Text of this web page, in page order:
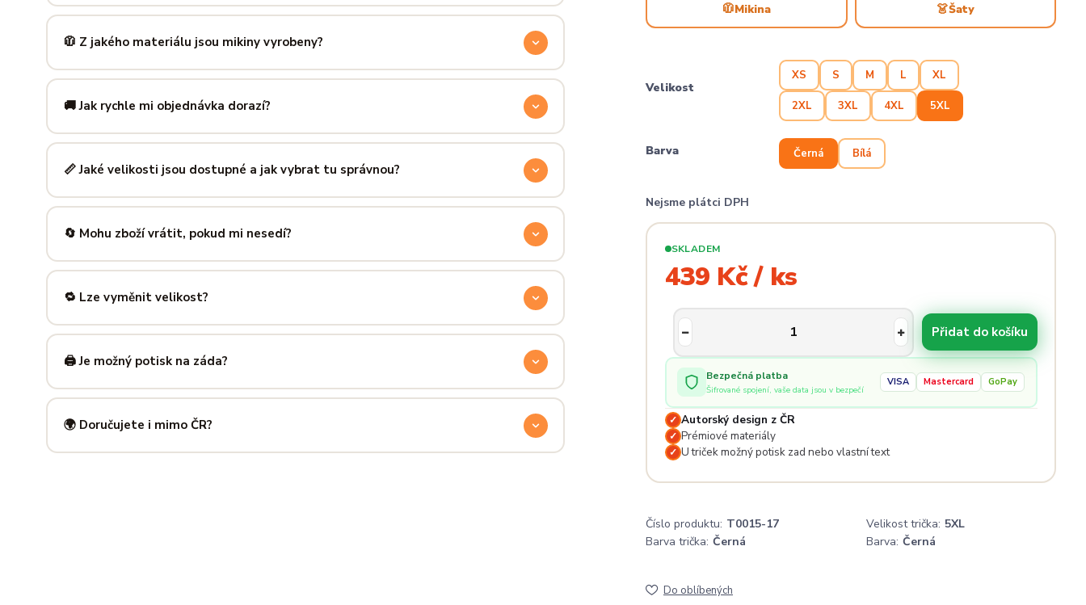
Používáme prémiovou 100% bavlnu — měkkou na dotek, prodyšnou a odolnou. Produkt si
zachová tvar i barvu i po desítkách praní. Kvalita, kterou pocítíš hned při prvním oblečení.
🧥 Z jakého materiálu jsou mikiny vyrobeny?
Mikiny šijeme ze směsi80 % bavlny a 20 % polyesteru— příjemně hřejivá, pevná a zároveň
prodyšná kombinace, která si dlouho drží tvar i po opakovaném praní.
🚚 Jak rychle mi objednávka dorazí?
Mimo sezónu balíme a odesíláme do 3 pracovních dní. Doručení přes PPL, GLS nebo Českou
poštu trvá obvykle 1–3 pracovní dny — zboží tak můžeš mít u sebe už za pár dní.
📏 Jaké velikosti jsou dostupné a jak vybrat tu správnou?
Nabízíme velikosti XS až 5XL, takže si vybere opravdu každý. Klikni naPrůvodce velikostmi
výše — najdeš tam přesné míry v cm a výběr velikosti bude hračka.
🔄 Mohu zboží vrátit, pokud mi nesedí?
Samozřejmě. Máš plných14 dní na vráceníbez udání důvodu. Stačí nás kontaktovat na
info@ilus.cza vše vyřídíme rychle a bez komplikací.
🔁 Lze vyměnit velikost?
Standardně výměnu nenabízíme, ale víme, že se to stane — proto se nebojte napsat na
info@ilus.cz. Většinou společně najdeme řešení, které vás potěší.
🖨️ Je možný potisk na záda?
Ano! Potisk zad je možný u většiny našich produktů — skvělé pro originální dárky nebo párové
kousky. Napiš nám předem na
🌍 Doručujete i mimo ČR?
🧥Mikina 👗Šaty
Velikost
XS S M L XL
2XL 3XL 4XL 5XL
Barva Černá Bílá
Nejsme plátci DPH
SKLADEM
439 Kč / ks
Přidat do košíku
Bezpečná platba
Šifrované spojení, vaše data jsou v bezpečí
VISA Mastercard GoPay
✓ Autorský design z ČR
✓ Prémiové materiály
✓ U triček možný potisk zad nebo vlastní text
Číslo produktu: T0015-17 Velikost trička: 5XL
Barva trička: Černá Barva: Černá
Do oblíbených